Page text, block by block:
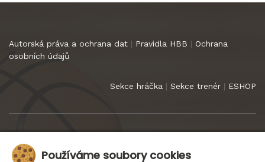
Autorská práva a ochrana dat | Pravidla HBB | Ochrana
osobních údajů
Sekce hráčka | Sekce trenér | ESHOP
Používáme soubory cookies